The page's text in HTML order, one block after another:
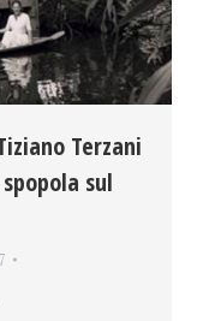
Terzani
sul